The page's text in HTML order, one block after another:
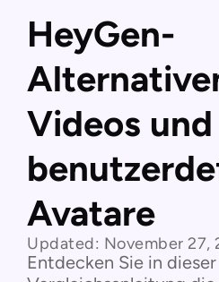
HeyGen-
Videos und
Avatare
Updated: November 27,
Entdecken Sie in dieser